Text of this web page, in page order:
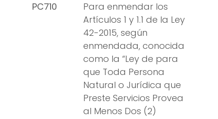
PC710
Para enmendar los
Artículos 1 y 1.1 de la Ley
42-2015, según
enmendada, conocida
como la “Ley de para
que Toda Persona
Natural o Jurídica que
Preste Servicios Provea
al Menos Dos (2)